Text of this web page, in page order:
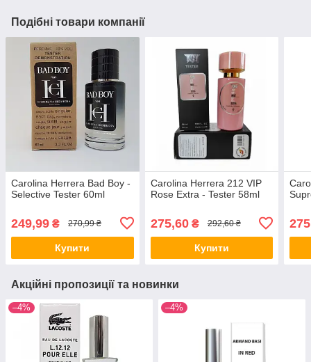
Подібні товари компанії
Carolina Herrera Bad Boy -
Selective Tester 60ml
249,99 ₴ 270,99 ₴
Купити
Carolina Herrera 212 VIP
Rose Extra - Tester 58ml
275,60₴ 292,60 ₴
Купити
Акційні пропозиції та новинки
–4% –4%